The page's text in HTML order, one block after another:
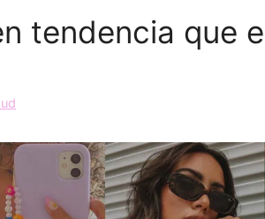
tendencia que